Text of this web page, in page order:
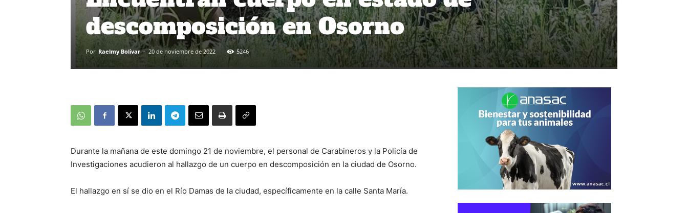
descomposición en Osorno
Por Raelmy Bolivar - 20 de noviembre de 2022 5246
Durante la mañana de este domingo 21 de noviembre, el personal de Carabineros y la Policía de
Investigaciones acudieron al hallazgo de un cuerpo en descomposición en la ciudad de Osorno.
El hallazgo en sí se dio en el Río Damas de la ciudad, específicamente en la calle Santa María.